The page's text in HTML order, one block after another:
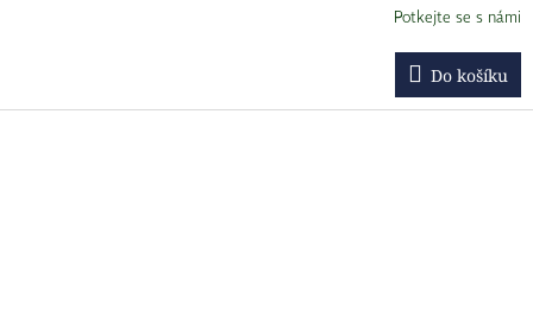
Potkejte se s námi
Do košíku